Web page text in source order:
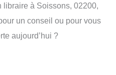
libraire à Soissons, 02200,
un conseil ou pour vous
aujourd’hui ?